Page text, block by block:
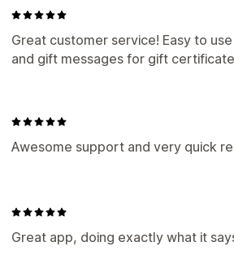
Great customer service! Easy to
and gift messages for gift
Awesome support and very quick
Great app, doing exactly what it